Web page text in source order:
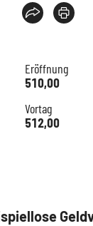
Eröffnung
510,00
Vortag
512,00